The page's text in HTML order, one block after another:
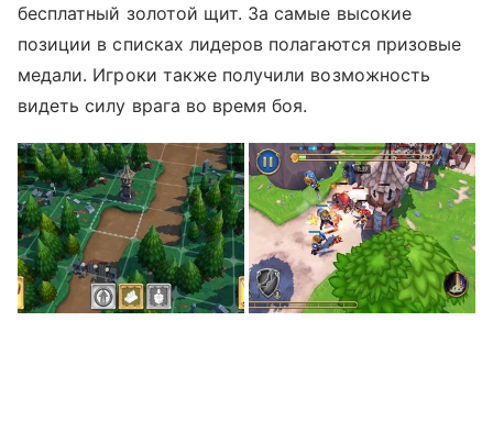
бесплатный золотой щит. За самые высокие
позиции в списках лидеров полагаются призовые
медали. Игроки также получили возможность
видеть силу врага во время боя.